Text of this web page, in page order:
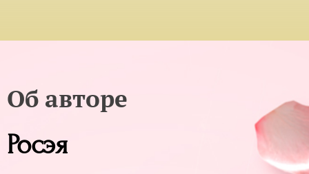
Об авторе
Росэя